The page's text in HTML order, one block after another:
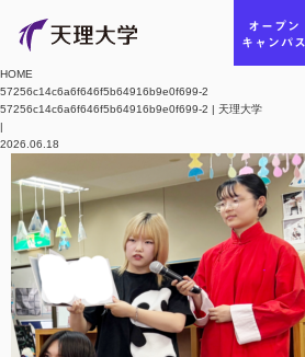
オープン
キャンパス
HOME
57256c14c6a6f646f5b64916b9e0f699-2
57256c14c6a6f646f5b64916b9e0f699-2 | 天理大学
|
2026.06.18